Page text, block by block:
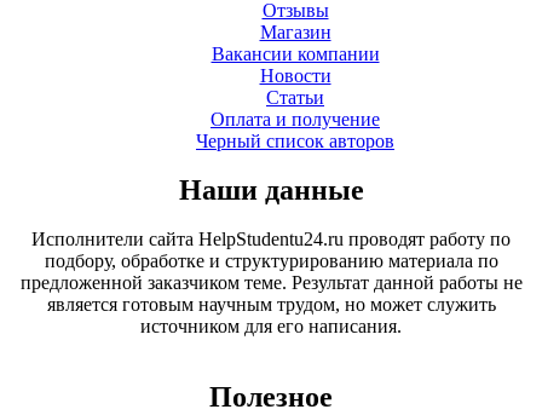
Отзывы
Магазин
Вакансии компании
Новости
Статьи
Оплата и получение
Черный список авторов
Наши данные
Исполнители сайта HelpStudentu24.ru проводят работу по
подбору, обработке и структурированию материала по
предложенной заказчиком теме. Результат данной работы не
является готовым научным трудом, но может служить
источником для его написания.
Полезное